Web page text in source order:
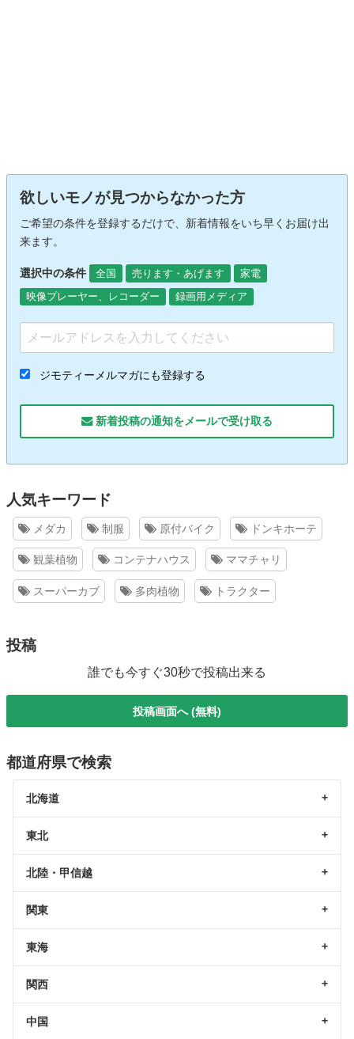
欲しいモノが見つからなかった方
ご希望の条件を登録するだけで、新着情報をいち早くお届け出
来ます。
選択中の条件 全国 売ります・あげます
家電
映像プレーヤー、レコーダー
録画用メディア
ジモティーメルマガにも登録する
新着投稿の通知をメールで受け取る
人気キーワード
メダカ 制服 原付バイク ドンキホーテ
観葉植物 コンテナハウス ママチャリ
スーパーカブ 多肉植物 トラクター
投稿
誰でも今すぐ30秒で投稿出来る
投稿画面へ (無料)
都道府県で検索
北海道
東北
北陸・甲信越
関東
東海
関西
中国